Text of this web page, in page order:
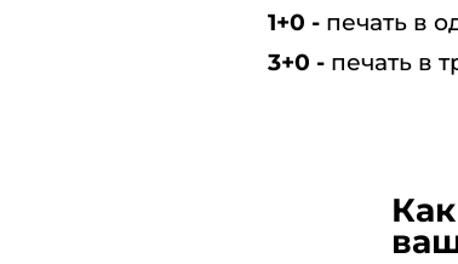
печать в
печать в